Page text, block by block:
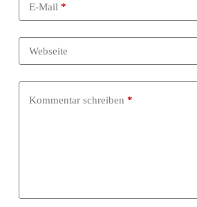
E-Mail *
Webseite
Kommentar schreiben *